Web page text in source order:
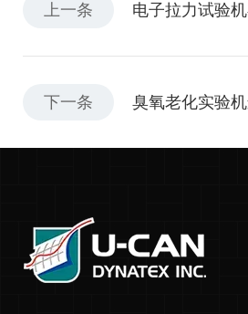
上一条 电子拉力试验
下一条 臭氧老化实验